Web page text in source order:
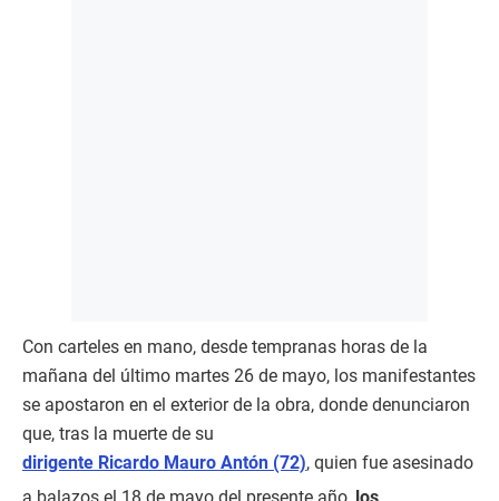
Con carteles en mano, desde tempranas horas de la
mañana del último martes 26 de mayo, los manifestantes
se apostaron en el exterior de la obra, donde denunciaron
que, tras la muerte de su
dirigente Ricardo Mauro Antón (72), quien fue asesinado